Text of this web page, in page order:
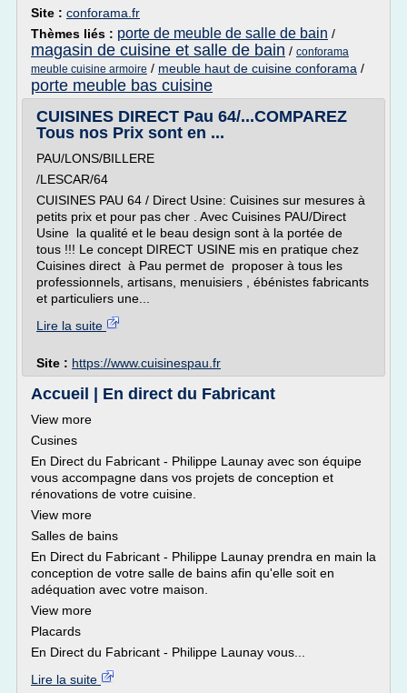
Site : conforama.fr
Thèmes liés : porte de meuble de salle de bain /
magasin de cuisine et salle de bain / conforama
meuble cuisine armoire / meuble haut de cuisine conforama /
porte meuble bas cuisine
CUISINES DIRECT Pau 64/...COMPAREZ
Tous nos Prix sont en ...
PAU/LONS/BILLERE
/LESCAR/64
CUISINES PAU 64 / Direct Usine: Cuisines sur mesures à
petits prix et pour pas cher . Avec Cuisines PAU/Direct
Usine la qualité et le beau design sont à la portée de
tous !!! Le concept DIRECT USINE mis en pratique chez
Cuisines direct à Pau permet de proposer à tous les
professionnels, artisans, menuisiers , ébénistes fabricants
et particuliers une...
Lire la suite
Site : https://www.cuisinespau.fr
Accueil | En direct du Fabricant
View more
Cusines
En Direct du Fabricant - Philippe Launay avec son équipe
vous accompagne dans vos projets de conception et
rénovations de votre cuisine.
View more
Salles de bains
En Direct du Fabricant - Philippe Launay prendra en main la
conception de votre salle de bains afin qu'elle soit en
adéquation avec votre maison.
View more
Placards
En Direct du Fabricant - Philippe Launay vous...
Lire la suite